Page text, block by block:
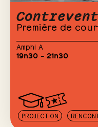
Première de
Amphi A
19h30 – 21h30
PROJECTION